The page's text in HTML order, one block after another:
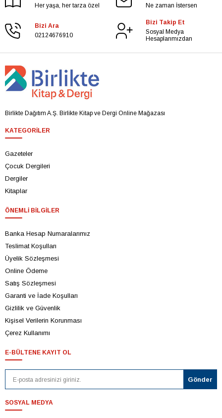
Her yaşa, her tarza özel
Ne zaman İstersen
Bizi Ara
02124676910
Bizi Takip Et
Sosyal Medya
Hesaplarımızdan
Birlikte Dağıtım A.Ş. Birlikte Kitap ve Dergi Online Mağazası
KATEGORILER
Gazeteler
Çocuk Dergileri
Dergiler
Kitaplar
ÖNEMLI BILGILER
Banka Hesap Numaralarımız
Teslimat Koşulları
Üyelik Sözleşmesi
Online Ödeme
Satış Sözleşmesi
Garanti ve İade Koşulları
Gizlilik ve Güvenlik
Kişisel Verilerin Korunması
Çerez Kullanımı
E-BÜLTENE KAYIT OL
SOSYAL MEDYA